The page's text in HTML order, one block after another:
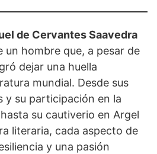
de Cervantes Saavedra
un hombre que, a pesar de
dejar una huella
mundial. Desde sus
y su participación en la
su cautiverio en Argel
literaria, cada aspecto de
y una pasión